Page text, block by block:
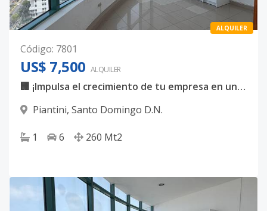
ALQUILER
Código: 7801
US$ 7,500 ALQUILER
🏢 ¡Impulsa el crecimiento de tu empresa en una ubicación estratégica!
Piantini, Santo Domingo D.N.
1 6 260 Mt2